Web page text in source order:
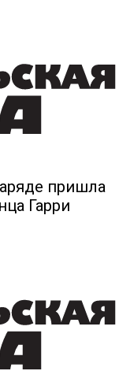
пришла
Гарри